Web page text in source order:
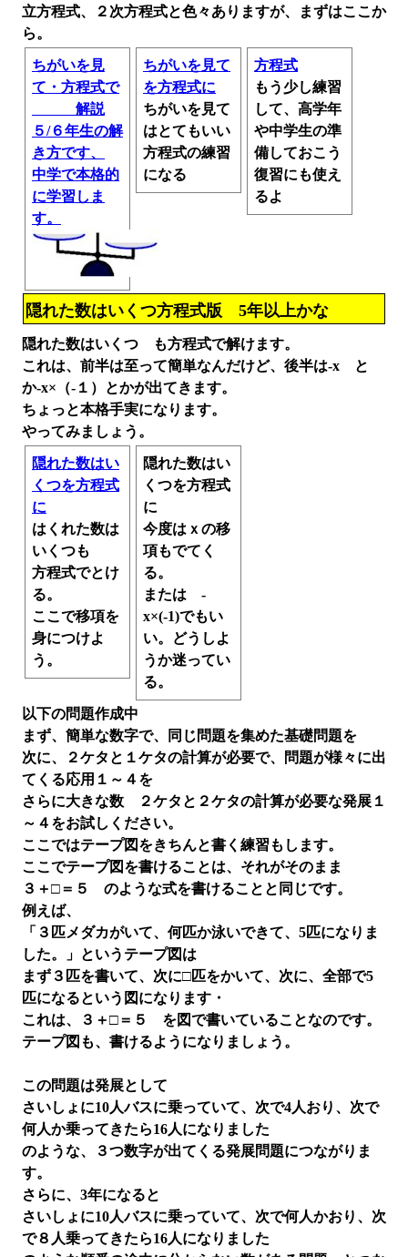
立方程式、２次方程式と色々ありますが、まずはここか
ら。
ちがいを見
て・方程式で
解説
５/６年生の解
き方です、
中学で本格的
に学習しま
す。
ちがいを見て
を方程式に
ちがいを見て
はとてもいい
方程式の練習
になる
方程式
もう少し練習
して、高学年
や中学生の準
備しておこう
復習にも使え
るよ
隠れた数はいくつ方程式版 5年以上かな
隠れた数はいくつ も方程式で解けます。
これは、前半は至って簡単なんだけど、後半は-x と
か-x×（-１）とかが出てきます。
ちょっと本格手実になります。
やってみましょう。
隠れた数はい
くつを方程式
に
はくれた数は
いくつも
方程式でとけ
る。
ここで移項を
身につけよ
う。
隠れた数はい
くつを方程式
に
今度はｘの移
項もでてく
る。
または -
x×(-1)でもい
い。どうしよ
うか迷ってい
る。
以下の問題作成中
まず、簡単な数字で、同じ問題を集めた基礎問題を
次に、２ケタと１ケタの計算が必要で、問題が様々に出
てくる応用１～４を
さらに大きな数 ２ケタと２ケタの計算が必要な発展１
～４をお試しください。
ここではテープ図をきちんと書く練習もします。
ここでテープ図を書けることは、それがそのまま
３＋□＝５ のような式を書けることと同じです。
例えば、
「３匹メダカがいて、何匹か泳いできて、5匹になりま
した。」というテープ図は
まず３匹を書いて、次に□匹をかいて、次に、全部で5
匹になるという図になります・
これは、３＋□＝５ を図で書いていることなのです。
テープ図も、書けるようになりましょう。
この問題は発展として
さいしょに10人バスに乗っていて、次で4人おり、次で
何人か乗ってきたら16人になりました
のような、３つ数字が出てくる発展問題につながりま
す。
さらに、3年になると
さいしょに10人バスに乗っていて、次で何人かおり、次
で８人乗ってきたら16人になりました